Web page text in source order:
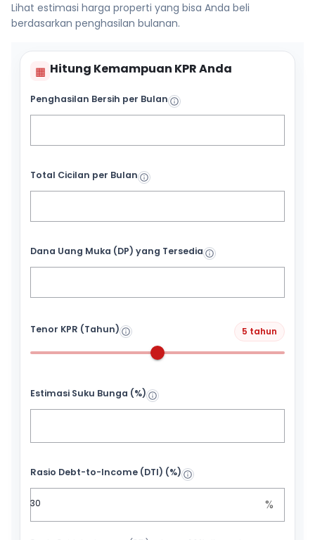
Lihat estimasi harga properti yang bisa Anda beli
berdasarkan penghasilan bulanan.
▦ Hitung Kemampuan KPR Anda
Penghasilan Bersih per Bulan
Total Cicilan per Bulan
Dana Uang Muka (DP) yang Tersedia
Tenor KPR (Tahun) 5 tahun
Estimasi Suku Bunga (%)
Rasio Debt-to-Income (DTI) (%)
%